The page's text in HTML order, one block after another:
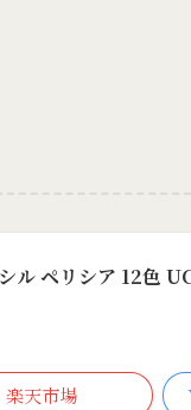
ル ペリシア 12色
楽天市場